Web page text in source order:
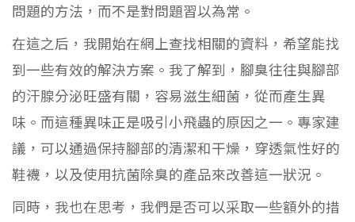
問題的方法，而不是對問題習以為常。
在這之后，我開始在網上查找相關的資料，希望能找
到一些有效的解決方案。我了解到，腳臭往往與腳部
的汗腺分泌旺盛有關，容易滋生細菌，從而產生異
味。而這種異味正是吸引小飛蟲的原因之一。專家建
議，可以通過保持腳部的清潔和干燥，穿透氣性好的
鞋襪，以及使用抗菌除臭的產品來改善這一狀況。
同時，我也在思考，我們是否可以采取一些額外的措